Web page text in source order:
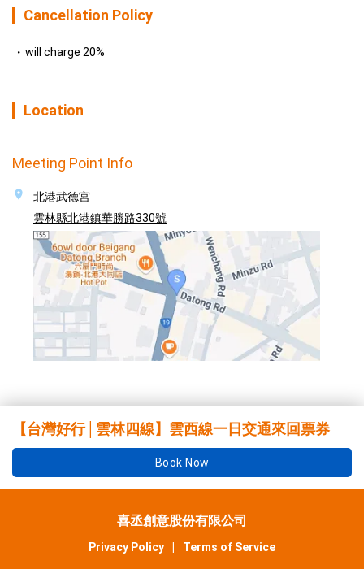
Cancellation Policy
will charge 20%
Location
Meeting Point Info
北港武德宮
雲林縣北港鎮華勝路330號
【台灣好行│雲林四線】雲西線一日交通來回票券
Book Now
喜丞創意股份有限公司
Privacy Policy Terms of Service